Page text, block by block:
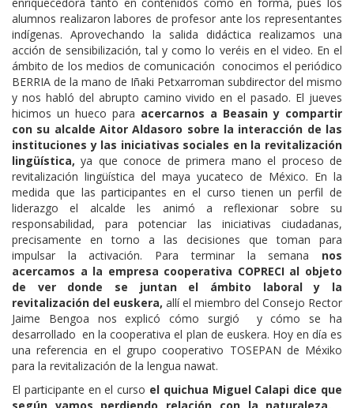
alumnos realizaron labores de profesor ante los representantes
indígenas. Aprovechando la salida didáctica realizamos una
acción de sensibilización, tal y como lo veréis en el video. En el
ámbito de los medios de comunicación conocimos el periódico
BERRIA de la mano de Iñaki Petxarroman subdirector del mismo
y nos habló del abrupto camino vivido en el pasado. El jueves
hicimos un hueco para acercarnos a Beasain y compartir
con su alcalde Aitor Aldasoro sobre la interacción de las
instituciones y las iniciativas sociales en la revitalización
lingüística, ya que conoce de primera mano el proceso de
revitalización lingüística del maya yucateco de México. En la
medida que las participantes en el curso tienen un perfil de
liderazgo el alcalde les animó a reflexionar sobre su
responsabilidad, para potenciar las iniciativas ciudadanas,
precisamente en torno a las decisiones que toman para
impulsar la activación. Para terminar la semana nos
acercamos a la empresa cooperativa COPRECI al objeto
de ver donde se juntan el ámbito laboral y la
revitalización del euskera, allí el miembro del Consejo Rector
Jaime Bengoa nos explicó cómo surgió y cómo se ha
desarrollado en la cooperativa el plan de euskera. Hoy en día es
una referencia en el grupo cooperativo TOSEPAN de Méxiko
para la revitalización de la lengua nawat.
El participante en el curso el quichua Miguel Calapi dice que